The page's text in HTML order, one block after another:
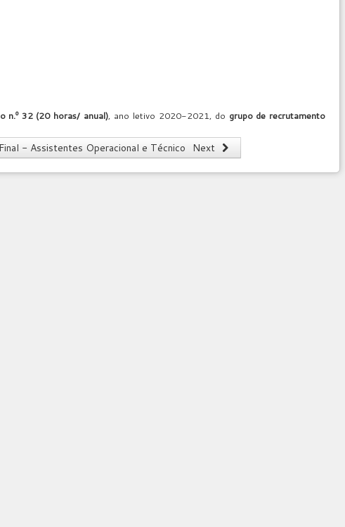
n.º 32 (20 horas/ anual), ano letivo 2020-2021, do grupo de recrutamento
- Assistentes Operacional e Técnico Next